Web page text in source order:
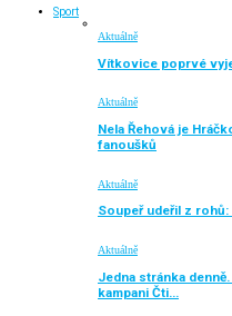
Sport
Aktuálně
Vítkovice poprvé
Aktuálně
Nela Řehová je
fanoušků
Aktuálně
Soupeř udeřil z rohů:
Aktuálně
Jedna stránka
kampani Čti…